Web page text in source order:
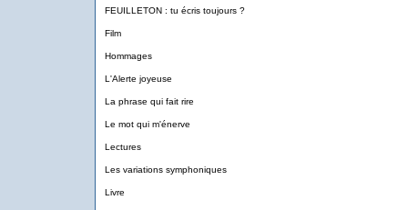
FEUILLETON : tu écris toujours ?
Film
Hommages
L'Alerte joyeuse
La phrase qui fait rire
Le mot qui m'énerve
Lectures
Les variations symphoniques
Livre